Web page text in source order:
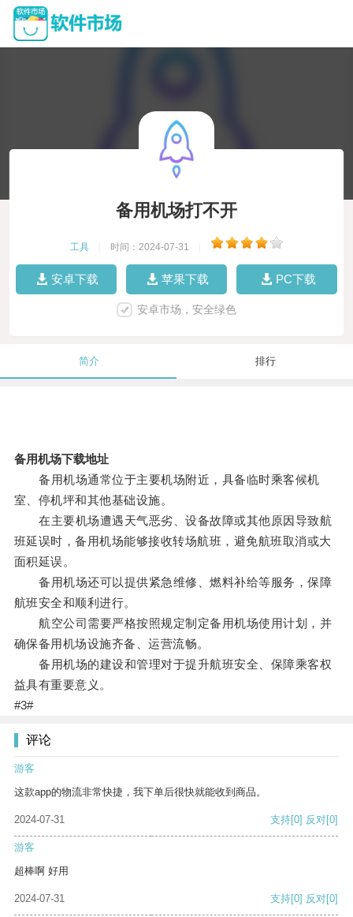
备用机场打不开
工具 时间：2024-07-31
安卓下载 苹果下载 PC下载
安卓市场，安全绿色
简介 排行
备用机场下载地址
备用机场通常位于主要机场附近，具备临时乘客候机
室、停机坪和其他基础设施。
在主要机场遭遇天气恶劣、设备故障或其他原因导致航
班延误时，备用机场能够接收转场航班，避免航班取消或大
面积延误。
备用机场还可以提供紧急维修、燃料补给等服务，保障
航班安全和顺利进行。
航空公司需要严格按照规定制定备用机场使用计划，并
确保备用机场设施齐备、运营流畅。
备用机场的建设和管理对于提升航班安全、保障乘客权
益具有重要意义。
#3#
评论
游客
这款app的物流非常快捷，我下单后很快就能收到商品。
2024-07-31 支持[0] 反对[0]
游客
超棒啊 好用
2024-07-31 支持[0] 反对[0]